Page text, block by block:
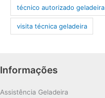
técnico autorizado geladeira
visita técnica geladeira
Informações
Assistência Geladeira